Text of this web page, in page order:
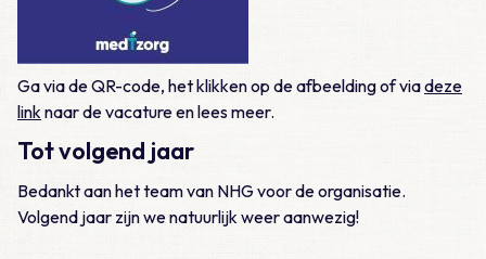
Ga via de QR-code, het klikken op de afbeelding of viadeze
linknaar de vacature en lees meer.
Tot volgend jaar
Bedankt aan het team van NHG voor de organisatie.
Volgend jaar zijn we natuurlijk weer aanwezig!